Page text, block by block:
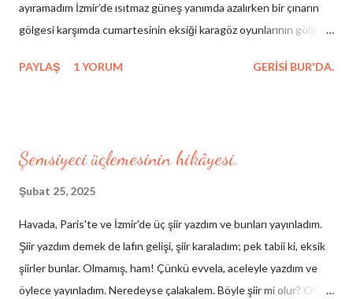
ayıramadım İzmir’de ısıtmaz güneş yanımda azalırken bir çınarın
gölgesi karşımda cumartesinin eksiği karagöz oyunlarının gölgesi
birinci yalnızlığımdan arda kalan yeni veliahtların masaya düşen
şimdiden şehla bakıyor gözlerin) İzmir şehrim işim resim yazmaktır
ve sakallarımı ben hatıralara inanmıyorum barikatlara ve dağlara
da amentüsü inkar olan o kadın sen miydin belma sebil miydi eski
birşey maalesef aklımda hergün hakikat şarkısının eksik notası
(Dün bir gün seni de gördü...
PAYLAŞ 1 YORUM GERISI BUR'DA.
Şemsiyeci üçlemesinin hikâyesi.
Şubat 25, 2025
Havada, Paris'te ve İzmir'de üç şiir yazdım ve bunları yayınladım.
Şiir yazdım demek de lafın gelişi, şiir karaladım; pek tabii ki, eksik
şiirler bunlar. Olmamış, ham! Çünkü evvela, aceleyle yazdım ve
öylece yayınladım. Neredeyse çalakalem. Böyle şiir mi olur? Olmaz